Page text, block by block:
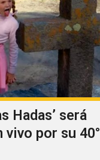
Hadas’ será
por su 40°